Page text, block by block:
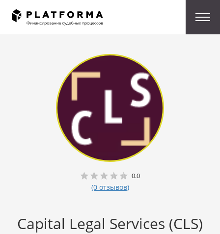
0.0
(0 отзывов)
Capital Legal Services (CLS)